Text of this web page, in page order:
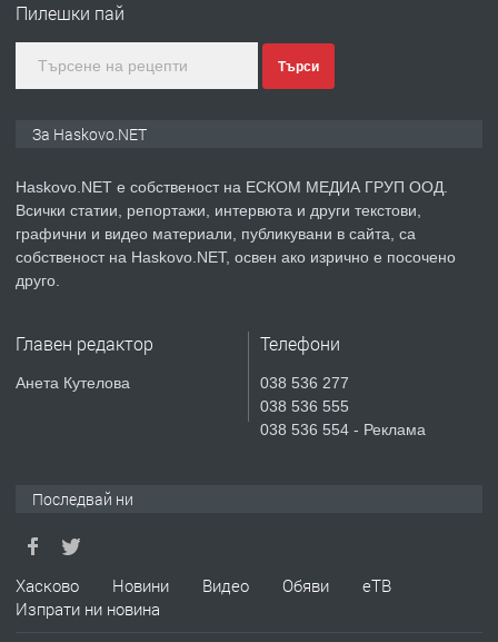
преди 3 дни
ПРЕДЛАГА
№4119 Едностаен обзаведен
Къртене на бетон! Събаряне на
Пилешки пай
Търси
За Haskovo.NET
Haskovo.NET е собственост на ЕСКОМ МЕДИА ГРУП ООД.
Всички статии, репортажи, интервюта и други текстови,
графични и видео материали, публикувани в сайта, са
собственост на Haskovo.NET, освен ако изрично е посочено
друго.
Главен редактор
Анета Кутелова
Телефони
038 536 277
038 536 555
038 536 554 - Реклама
Последвай ни
Хасково Новини Видео Обяви
еТВ
Изпрати ни новина